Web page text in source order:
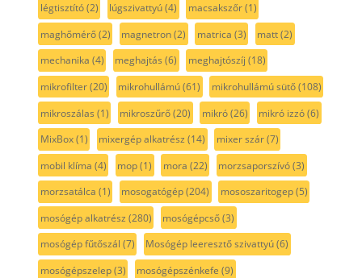
légtisztító(2) lúgszivattyú(4) macsakszőr(1)
maghőmérő(2) magnetron(2) matrica (3) matt(2)
mechanika (4) meghajtás (6) meghajtószíj (18)
mikrofilter(20) mikrohullámú(61) mikrohullámú sütő(108)
mikroszálas (1) mikroszűrő(20) mikró(26) mikró izzó(6)
MixBox(1) mixergép alkatrész (14) mixer szár(7)
mobil klíma (4) mop(1) mora (22) morzsaporszívó(3)
morzsatálca (1) mosogatógép(204) mososzaritogep(5)
mosógép alkatrész (280) mosógépcső(3)
mosógép fűtőszál (7) Mosógép leeresztő szivattyú(6)
mosógépszelep(3) mosógépszénkefe (9)